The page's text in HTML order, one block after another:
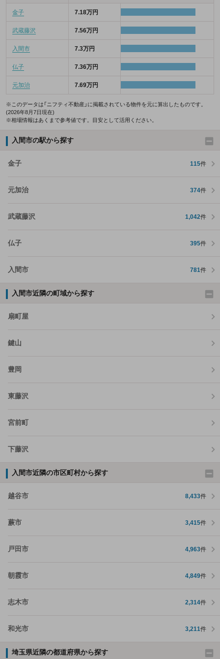
金子 7.18万円
武蔵藤沢 7.56万円
入間市 7.3万円
仏子 7.36万円
元加治 7.69万円
※このデータは「ニフティ不動産」に掲載されている物件を元に算出したものです。
(2026年8月7日現在)
※相場情報はあくまで参考値です。目安として活用ください。
入間市の駅から探す
金子 115件
元加治 374件
武蔵藤沢 1,042件
仏子 395件
入間市 781件
入間市近隣の町域から探す
扇町屋
鍵山
豊岡
東藤沢
宮前町
下藤沢
入間市近隣の市区町村から探す
越谷市 8,433件
蕨市 3,415件
戸田市 4,963件
朝霞市 4,849件
志木市 2,314件
和光市 3,211件
埼玉県近隣の都道府県から探す